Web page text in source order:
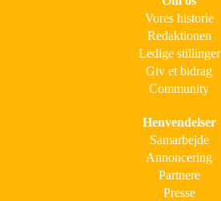
Vores historie
Redaktionen
Ledige stillinger
Giv et bidrag
Community
Henvendelser
Samarbejde
Annoncering
Partnere
Presse